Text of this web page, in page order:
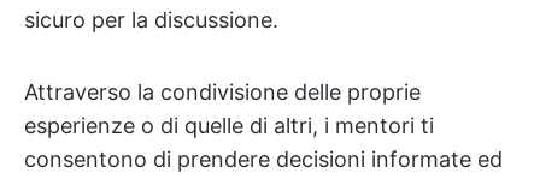
sicuro per la discussione.
Attraverso la condivisione delle proprie
esperienze o di quelle di altri, i mentori ti
consentono di prendere decisioni informate ed